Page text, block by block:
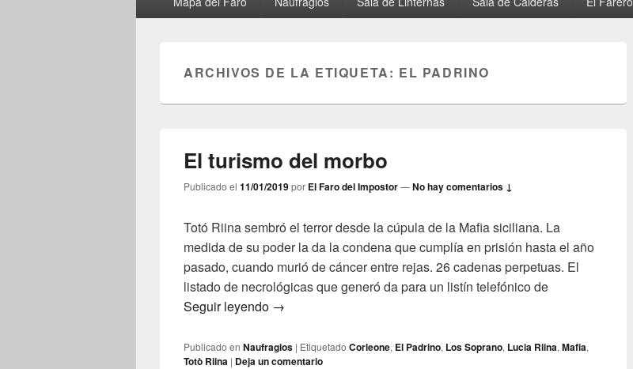
principal
ARCHIVOS DE LA ETIQUETA: EL PADRINO
El turismo del morbo
Publicado el 11/01/2019por El Faro del Impostor—No hay comentarios ↓
Totó Riina sembró el terror desde la cúpula de la Mafia siciliana. La
medida de su poder la da la condena que cumplía en prisión hasta el año
pasado, cuando murió de cáncer entre rejas. 26 cadenas perpetuas. El
listado de necrológicas que generó da para un listín telefónico de
Seguir leyendo El turismo del morbo
→
Publicado en Naufragios | Etiquetado Corleone, El Padrino, Los Soprano, Lucia Riina, Mafia,
Totò Riina | Deja un comentario